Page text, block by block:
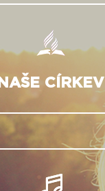
NAŠE CÍRKEV